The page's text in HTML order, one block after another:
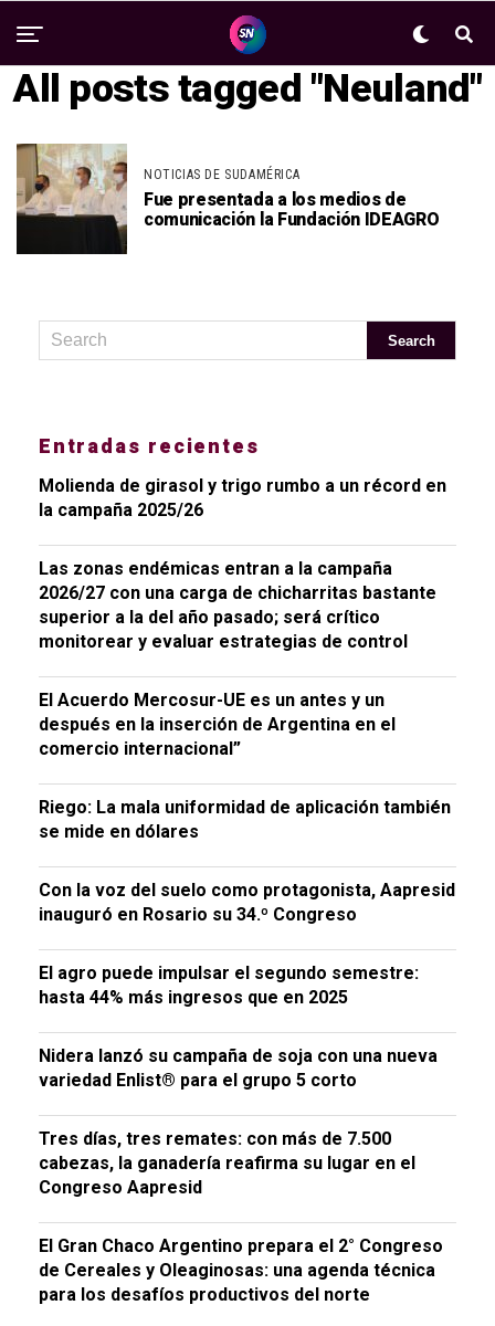
All posts tagged "Neuland"
NOTICIAS DE SUDAMÉRICA
Fue presentada a los medios de
comunicación la Fundación IDEAGRO
Entradas recientes
Molienda de girasol y trigo rumbo a un récord en
la campaña 2025/26
Las zonas endémicas entran a la campaña
2026/27 con una carga de chicharritas bastante
superior a la del año pasado; será crítico
monitorear y evaluar estrategias de control
El Acuerdo Mercosur-UE es un antes y un
después en la inserción de Argentina en el
comercio internacional”
Riego: La mala uniformidad de aplicación también
se mide en dólares
Con la voz del suelo como protagonista, Aapresid
inauguró en Rosario su 34.º Congreso
El agro puede impulsar el segundo semestre:
hasta 44% más ingresos que en 2025
Nidera lanzó su campaña de soja con una nueva
variedad Enlist® para el grupo 5 corto
Tres días, tres remates: con más de 7.500
cabezas, la ganadería reafirma su lugar en el
Congreso Aapresid
El Gran Chaco Argentino prepara el 2° Congreso
de Cereales y Oleaginosas: una agenda técnica
para los desafíos productivos del norte